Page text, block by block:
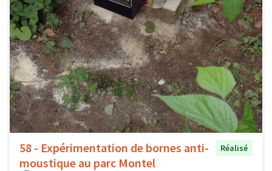
58 - Expérimentation de bornes anti-
moustique au parc Montel
Réalisé